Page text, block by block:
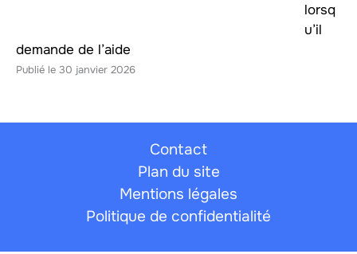
lorsq
u’il
demande de l’aide
30 janvier 2026
Contact
Plan du site
Mentions légales
Politique de confidentialité